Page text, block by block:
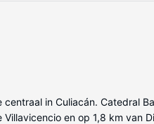
in Culiacán. Catedral
en op 1,8 km van